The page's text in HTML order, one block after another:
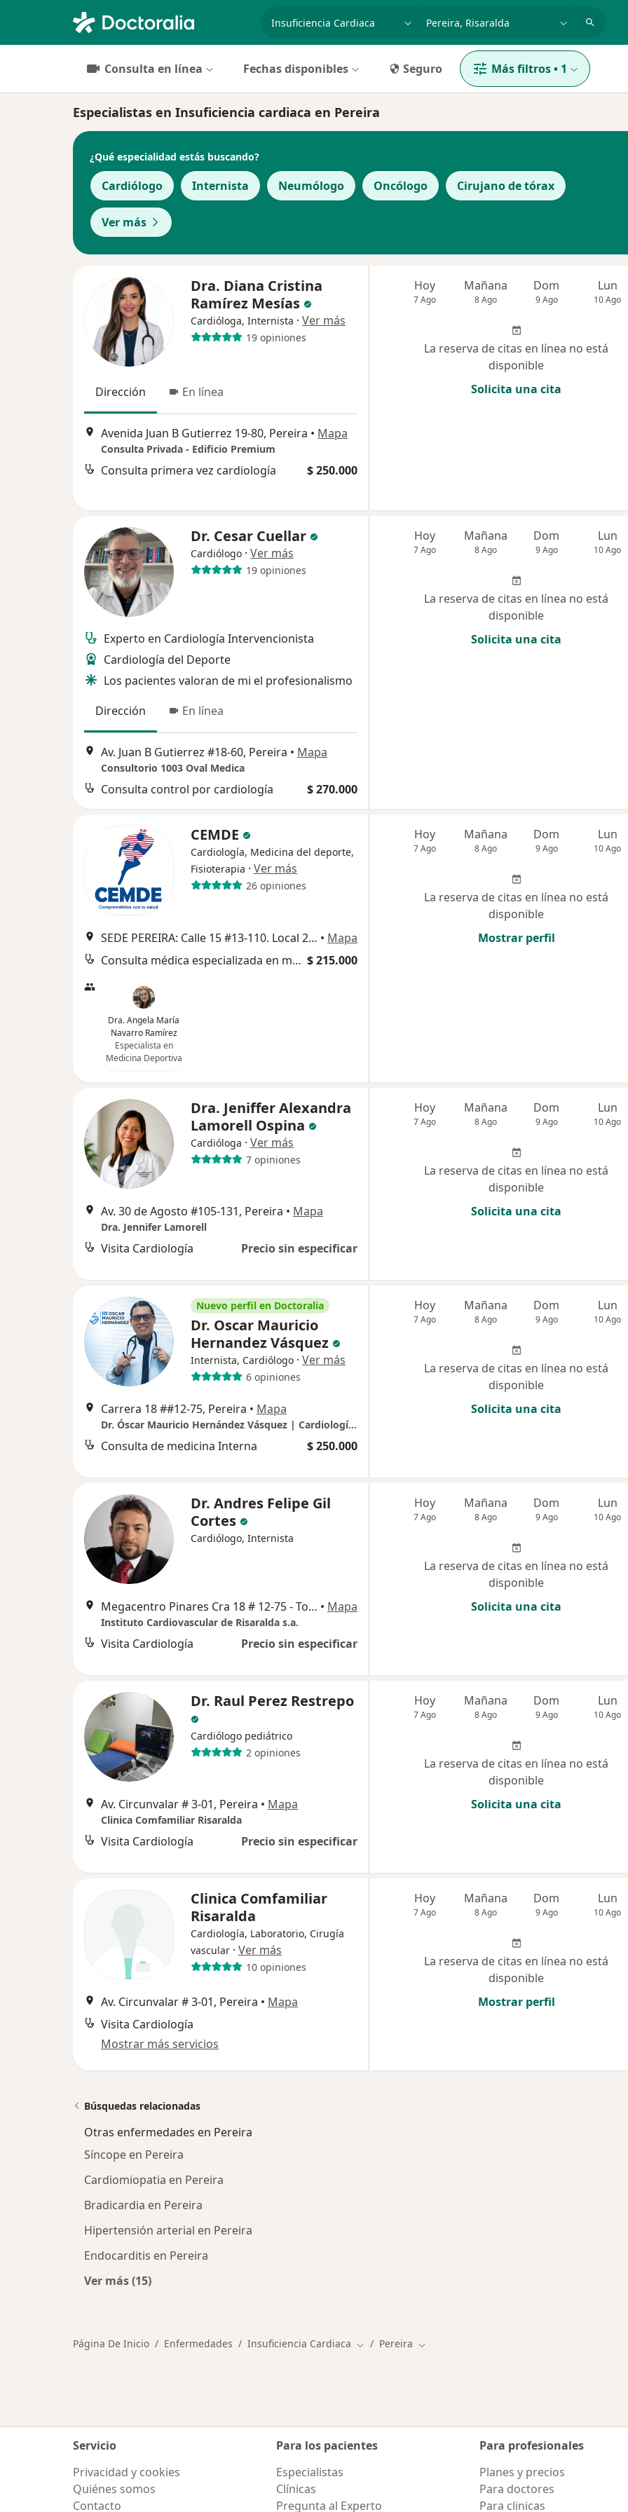
Consulta en línea Fechas disponibles Seguro Más filtros• 1
Especialistas en Insuficiencia cardiaca en Pereira
¿Qué especialidad estás buscando?
Cardiólogo Internista Neumólogo Oncólogo Cirujano de tórax
Ver más
Dra. Diana Cristina
Ramírez Mesías
Cardióloga, Internista · Ver más
19 opiniones
Dirección En línea
Avenida Juan B Gutierrez 19-80, Pereira • Mapa
Consulta Privada - Edificio Premium
Consulta primera vez cardiología $ 250.000
Hoy
7 Ago
Mañana
8 Ago
Dom
9 Ago
Lun
10 Ago
La reserva de citas en línea no está
disponible
Solicita una cita
Dr. Cesar Cuellar
Cardiólogo · Ver más
19 opiniones
Experto en Cardiología Intervencionista
Cardiología del Deporte
Los pacientes valoran de mi el profesionalismo
Dirección
En línea
Av. Juan B Gutierrez #18-60, Pereira • Mapa
Consultorio 1003 Oval Medica
Consulta control por cardiología $ 270.000
Hoy
7 Ago
Mañana
8 Ago
Dom
9 Ago
Lun
10 Ago
La reserva de citas en línea no está
disponible
Solicita una cita
CEMDE
Cardiología, Medicina del deporte,
Fisioterapia · Ver más
26 opiniones
SEDE PEREIRA: Calle 15 #13-110. Local 246. Centro comercial Pereira plaza, Pereira • Mapa
Consulta médica especializada en medicina del deporte $ 215.000
Dra. Angela María
Navarro Ramírez
Especialista en
Medicina Deportiva
Hoy
7 Ago
Mañana
8 Ago
Dom
9 Ago
Lun
10 Ago
La reserva de citas en línea no está
disponible
Mostrar perfil
Dra. Jeniffer Alexandra
Lamorell Ospina
Cardióloga · Ver más
7 opiniones
Av. 30 de Agosto #105-131, Pereira • Mapa
Dra. Jennifer Lamorell
Visita Cardiología Precio sin especificar
Hoy
7 Ago
Mañana
8 Ago
Dom
9 Ago
Lun
10 Ago
La reserva de citas en línea no está
disponible
Solicita una cita
Nuevo perfil en Doctoralia
Dr. Oscar Mauricio
Hernandez Vásquez
Internista, Cardiólogo · Ver más
6 opiniones
Carrera 18 ##12-75, Pereira • Mapa
Dr. Óscar Mauricio Hernández Vásquez | Cardiología y Medicina Interna
Consulta de medicina Interna $ 250.000
Hoy
7 Ago
Mañana
8 Ago
Dom
9 Ago
Lun
10 Ago
La reserva de citas en línea no está
disponible
Solicita una cita
Dr. Andres Felipe Gil
Cortes
Cardiólogo, Internista
Megacentro Pinares Cra 18 # 12-75 - Torre 1 Consultorio 301 -303 -307, Pereira • Mapa
Instituto Cardiovascular de Risaralda s.a.
Visita Cardiología Precio sin especificar
Hoy
7 Ago
Mañana
8 Ago
Dom
9 Ago
Lun
10 Ago
La reserva de citas en línea no está
disponible
Solicita una cita
Dr. Raul Perez Restrepo
Cardiólogo pediátrico
2 opiniones
Av. Circunvalar # 3-01, Pereira • Mapa
Clinica Comfamiliar Risaralda
Visita Cardiología Precio sin especificar
Hoy
7 Ago
Mañana
8 Ago
Dom
9 Ago
Lun
10 Ago
La reserva de citas en línea no está
disponible
Solicita una cita
Clinica Comfamiliar
Risaralda
Cardiología, Laboratorio, Cirugía
vascular · Ver más
10 opiniones
Av. Circunvalar # 3-01, Pereira • Mapa
Visita Cardiología
Mostrar más servicios
Hoy
7 Ago
Mañana
8 Ago
Dom
9 Ago
Lun
10 Ago
La reserva de citas en línea no está
disponible
Mostrar perfil
Búsquedas relacionadas
Otras enfermedades en Pereira
Síncope en Pereira
Cardiomiopatia en Pereira
Bradicardia en Pereira
Hipertensión arterial en Pereira
Endocarditis en Pereira
Ver más (15)
Página De Inicio Enfermedades Insuficiencia Cardiaca Cambiar de ciudad
Pereira Cambiar de ciudad
Servicio
Privacidad y cookies
Quiénes somos
Contacto
Para los pacientes
Especialistas
Clínicas
Pregunta al Experto
Para profesionales
Planes y precios
Para doctores
Para clinicas